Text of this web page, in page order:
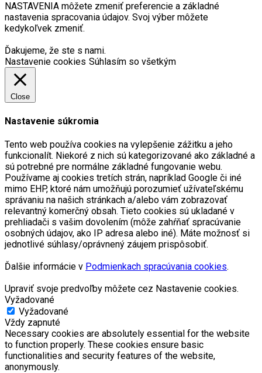
NASTAVENIA môžete zmeniť preferencie a základné
nastavenia spracovania údajov. Svoj výber môžete
kedykoľvek zmeniť.
Ďakujeme, že ste s nami.
Nastavenie cookies Súhlasím so všetkým
Close
Nastavenie súkromia
Tento web používa cookies na vylepšenie zážitku a jeho
funkcionalít. Niekoré z nich sú kategorizované ako základné a
sú potrebné pre normálne základné fungovanie webu.
Používame aj cookies tretích strán, napríklad Google či iné
mimo EHP, ktoré nám umožňujú porozumieť užívateľskému
správaniu na našich stránkach a/alebo vám zobrazovať
relevantný komerčný obsah. Tieto cookies sú ukladané v
prehliadači s vašim dovolením (môže zahŕňať spracúvanie
osobných údajov, ako IP adresa alebo iné). Máte možnosť si
jednotlivé súhlasy/oprávnený záujem prispôsobiť.
Ďalšie informácie v Podmienkach spracúvania cookies.
Upraviť svoje predvoľby môžete cez Nastavenie cookies.
Vyžadované
Vyžadované
Vždy zapnuté
Necessary cookies are absolutely essential for the website
to function properly. These cookies ensure basic
functionalities and security features of the website,
anonymously.